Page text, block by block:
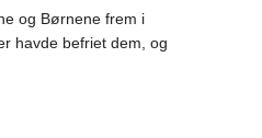
og Børnene frem i
havde befriet dem, og